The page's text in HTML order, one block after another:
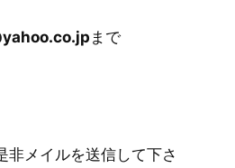
まで
メイルを送信して下さ